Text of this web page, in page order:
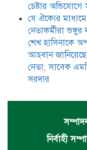
চেষ্টার অভিযোগে
যে ঐক্যের
নেতাকর্মীরা ভঙ্গুর
শেখ হাসিনাকে
আহবান
নেতা, সাবেক
সরদার
নির্বাহী